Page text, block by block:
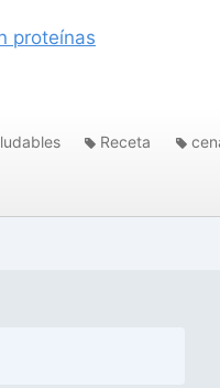
proteínas
Receta